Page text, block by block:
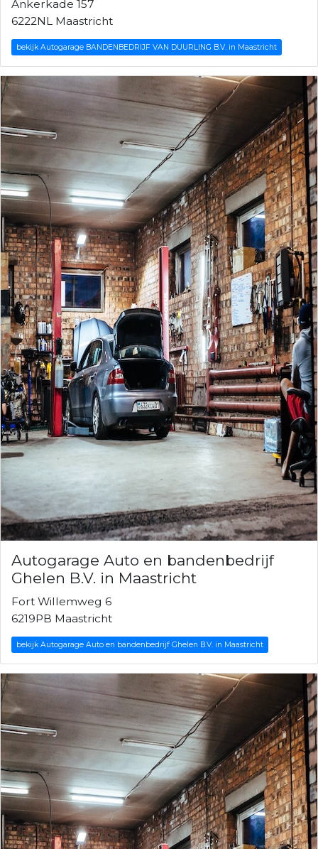
Ankerkade 157
6222NL Maastricht
bekijk Autogarage BANDENBEDRIJF VAN DUURLING B.V. in Maastricht
Autogarage Auto en bandenbedrijf
Ghelen B.V. in Maastricht
Fort Willemweg 6
6219PB Maastricht
bekijk Autogarage Auto en bandenbedrijf Ghelen B.V. in Maastricht